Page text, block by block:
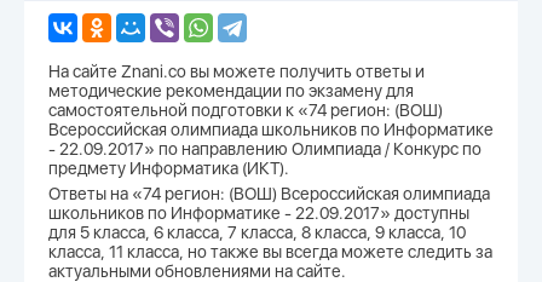
На сайте Znani.co вы можете получить ответы и
методические рекомендации по экзамену для
самостоятельной подготовки к «74 регион: (ВОШ)
Всероссийская олимпиада школьников по Информатике
- 22.09.2017» по направлению Олимпиада / Конкурс по
предмету Информатика (ИКТ).
Ответы на «74 регион: (ВОШ) Всероссийская олимпиада
школьников по Информатике - 22.09.2017» доступны
для 5 класса, 6 класса, 7 класса, 8 класса, 9 класса, 10
класса, 11 класса, но также вы всегда можете следить за
актуальными обновлениями на сайте.